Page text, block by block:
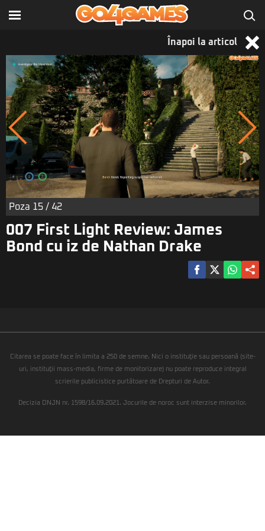
Înapoi la articol
Poza 15 / 42
007 First Light Review: James
Bond cu iz de Nathan Drake
Citarea se poate face în limita a 250 de semne. Nici o instituţie sau persoană (site-
uri, instituţii mass-media, firme de monitorizare) nu poate reproduce integral
scrierile publicistice purtătoare de Drepturi de Autor.
Decizia ONJN nr. 1598/16.09.2021. Jocurile de noroc sunt interzise minorilor.